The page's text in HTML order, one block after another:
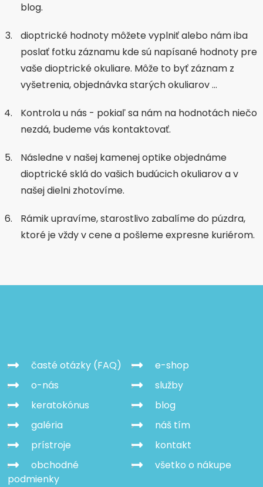
blog.
dioptrické hodnoty môžete vyplniť alebo nám iba
poslať fotku záznamu kde sú napísané hodnoty pre
vaše dioptrické okuliare. Môže to byť záznam z
vyšetrenia, objednávka starých okuliarov …
Kontrola u nás - pokiaľ sa nám na hodnotách niečo
nezdá, budeme vás kontaktovať.
Následne v našej kamenej optike objednáme
dioptrické sklá do vašich budúcich okuliarov a v
našej dielni zhotovíme.
Rámik upravíme, starostlivo zabalíme do púzdra,
ktoré je vždy v cene a pošleme expresne kuriérom.
časté otázky (FAQ)
e-shop
o-nás
služby
keratokónus
blog
galéria
náš tím
prístroje
kontakt
obchodné
podmienky
všetko o nákupe